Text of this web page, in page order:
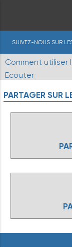
SUIVEZ-NOUS SUR
Comment utiliser
Ecouter
PARTAGER SUR